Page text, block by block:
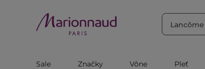
Sale Značky Vône Pleť